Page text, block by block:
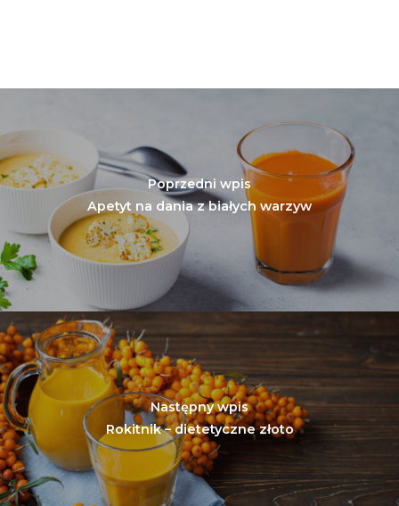
Poprzedni wpis
Apetyt na dania z białych warzyw
Następny wpis
Rokitnik – dietetyczne złoto